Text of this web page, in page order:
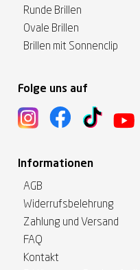
Runde Brillen
Ovale Brillen
Brillen mit Sonnenclip
Folge uns auf
Informationen
AGB
Widerrufsbelehrung
Zahlung und Versand
FAQ
Kontakt